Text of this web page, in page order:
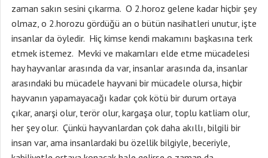
zaman sakın sesini çıkarma. O 2.horoz gelene kadar hiçbir şey
olmaz, o 2.horozu gördüğü an o bütün nasihatleri unutur, işte
insanlar da öyledir. Hiç kimse kendi makamını başkasına terk
etmek istemez. Mevki ve makamları elde etme mücadelesi
hay hayvanlar arasında da var, insanlar arasında da, insanlar
arasındaki bu mücadele hayvani bir mücadele olursa, hiçbir
hayvanın yapamayacağı kadar çok kötü bir durum ortaya
çıkar, anarşi olur, terör olur, kargaşa olur, toplu katliam olur,
her şey olur. Çünkü hayvanlardan çok daha akıllı, bilgili bir
insan var, ama insanlardaki bu özellik bilgiyle, beceriyle,